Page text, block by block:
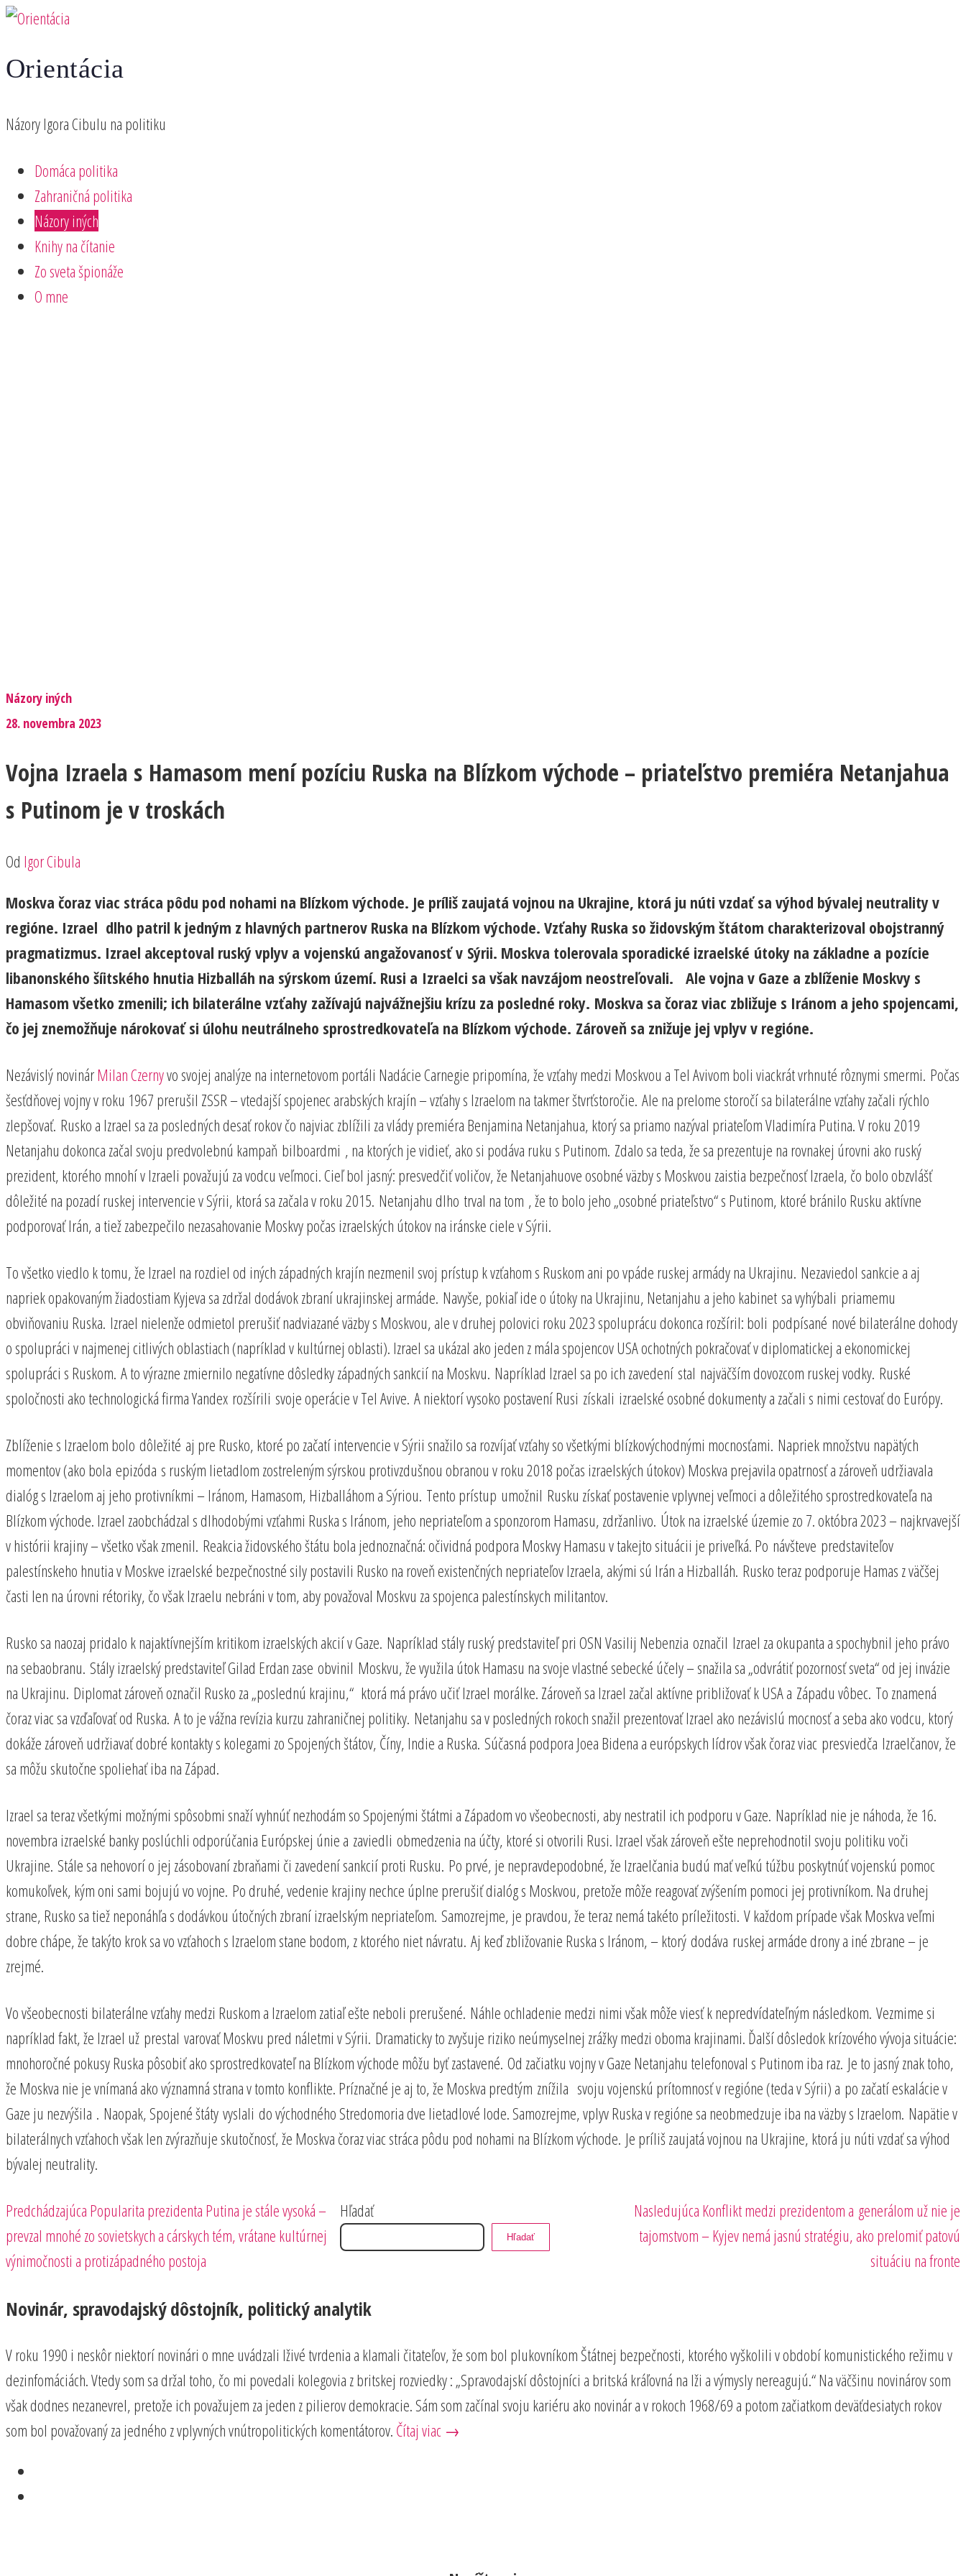
Preskočiť
obsah
Orientácia
Názory Igora Cibulu na politiku
Domáca politika
Zahraničná politika
Názory iných
Knihy na čítanie
Zo sveta špionáže
O mne
Názory iných
28. novembra 2023
Vojna Izraela s Hamasom mení pozíciu Ruska na Blízkom východe – priateľstvo premiéra Netanjahua
s Putinom je v troskách
Od Igor Cibula
Moskva čoraz viac stráca pôdu pod nohami na Blízkom východe. Je príliš zaujatá vojnou na Ukrajine, ktorá ju núti vzdať sa výhod bývalej neutrality v
regióne. Izrael dlho patril k jedným z hlavných partnerov Ruska na Blízkom východe. Vzťahy Ruska so židovským štátom charakterizoval obojstranný
pragmatizmus. Izrael akceptoval ruský vplyv a vojenskú angažovanosť v Sýrii. Moskva tolerovala sporadické izraelské útoky na základne a pozície
libanonského šíitského hnutia Hizballáh na sýrskom území. Rusi a Izraelci sa však navzájom neostreľovali. Ale vojna v Gaze a zblíženie Moskvy s
Hamasom všetko zmenili; ich bilaterálne vzťahy zažívajú najvážnejšiu krízu za posledné roky. Moskva sa čoraz viac zbližuje s Iránom a jeho spojencami,
čo jej znemožňuje nárokovať si úlohu neutrálneho sprostredkovateľa na Blízkom východe. Zároveň sa znižuje jej vplyv v regióne.
Nezávislý novinárMilan Czernyvo svojej analýze na internetovom portáli Nadácie Carnegie pripomína, že vzťahy medzi Moskvou a Tel Avivom boli viackrát vrhnuté rôznymi smermi. Počas
šesťdňovej vojny v roku 1967 prerušil ZSSR – vtedajší spojenec arabských krajín – vzťahy s Izraelom na takmer štvrťstoročie. Ale na prelome storočí sa bilaterálne vzťahy začali rýchlo
zlepšovať. Rusko a Izrael sa za posledných desať rokov čo najviac zblížili za vlády premiéra Benjamina Netanjahua, ktorý sa priamo nazýval priateľom Vladimíra Putina. V roku 2019
Netanjahu dokonca začal svoju predvolebnú kampaň bilboardmi , na ktorých je vidieť, ako si podáva ruku s Putinom. Zdalo sa teda, že sa prezentuje na rovnakej úrovni ako ruský
prezident, ktorého mnohí v Izraeli považujú za vodcu veľmoci. Cieľ bol jasný: presvedčiť voličov, že Netanjahuove osobné väzby s Moskvou zaistia bezpečnosť Izraela, čo bolo obzvlášť
dôležité na pozadí ruskej intervencie v Sýrii, ktorá sa začala v roku 2015. Netanjahu dlho trval na tom , že to bolo jeho „osobné priateľstvo“ s Putinom, ktoré bránilo Rusku aktívne
podporovať Irán, a tiež zabezpečilo nezasahovanie Moskvy počas izraelských útokov na iránske ciele v Sýrii.
To všetko viedlo k tomu, že Izrael na rozdiel od iných západných krajín nezmenil svoj prístup k vzťahom s Ruskom ani po vpáde ruskej armády na Ukrajinu. Nezaviedol sankcie a aj
napriek opakovaným žiadostiam Kyjeva sa zdržal dodávok zbraní ukrajinskej armáde. Navyše, pokiaľ ide o útoky na Ukrajinu, Netanjahu a jeho kabinet sa vyhýbali priamemu
obviňovaniu Ruska. Izrael nielenže odmietol prerušiť nadviazané väzby s Moskvou, ale v druhej polovici roku 2023 spoluprácu dokonca rozšíril: boli podpísané nové bilaterálne dohody
o spolupráci v najmenej citlivých oblastiach (napríklad v kultúrnej oblasti). Izrael sa ukázal ako jeden z mála spojencov USA ochotných pokračovať v diplomatickej a ekonomickej
spolupráci s Ruskom. A to výrazne zmiernilo negatívne dôsledky západných sankcií na Moskvu. Napríklad Izrael sa po ich zavedení stal najväčším dovozcom ruskej vodky. Ruské
spoločnosti ako technologická firma Yandex rozšírili svoje operácie v Tel Avive. A niektorí vysoko postavení Rusi získali izraelské osobné dokumenty a začali s nimi cestovať do Európy.
Zblíženie s Izraelom bolo dôležité aj pre Rusko, ktoré po začatí intervencie v Sýrii snažilo sa rozvíjať vzťahy so všetkými blízkovýchodnými mocnosťami. Napriek množstvu napätých
momentov (ako bola epizóda s ruským lietadlom zostreleným sýrskou protivzdušnou obranou v roku 2018 počas izraelských útokov) Moskva prejavila opatrnosť a zároveň udržiavala
dialóg s Izraelom aj jeho protivníkmi – Iránom, Hamasom, Hizballáhom a Sýriou. Tento prístup umožnil Rusku získať postavenie vplyvnej veľmoci a dôležitého sprostredkovateľa na
Blízkom východe. Izrael zaobchádzal s dlhodobými vzťahmi Ruska s Iránom, jeho nepriateľom a sponzorom Hamasu, zdržanlivo. Útok na izraelské územie zo 7. októbra 2023 – najkrvavejší
v histórii krajiny – všetko však zmenil. Reakcia židovského štátu bola jednoznačná: očividná podpora Moskvy Hamasu v takejto situácii je priveľká. Po návšteve predstaviteľov
palestínskeho hnutia v Moskve izraelské bezpečnostné sily postavili Rusko na roveň existenčných nepriateľov Izraela, akými sú Irán a Hizballáh. Rusko teraz podporuje Hamas z väčšej
časti len na úrovni rétoriky, čo však Izraelu nebráni v tom, aby považoval Moskvu za spojenca palestínskych militantov.
Rusko sa naozaj pridalo k najaktívnejším kritikom izraelských akcií v Gaze. Napríklad stály ruský predstaviteľ pri OSN Vasilij Nebenzia označil Izrael za okupanta a spochybnil jeho právo
na sebaobranu. Stály izraelský predstaviteľ Gilad Erdan zase obvinil Moskvu, že využila útok Hamasu na svoje vlastné sebecké účely – snažila sa „odvrátiť pozornosť sveta“ od jej invázie
na Ukrajinu. Diplomat zároveň označil Rusko za „poslednú krajinu,“ ktorá má právo učiť Izrael morálke. Zároveň sa Izrael začal aktívne približovať k USA a Západu vôbec. To znamená
čoraz viac sa vzďaľovať od Ruska. A to je vážna revízia kurzu zahraničnej politiky. Netanjahu sa v posledných rokoch snažil prezentovať Izrael ako nezávislú mocnosť a seba ako vodcu, ktorý
dokáže zároveň udržiavať dobré kontakty s kolegami zo Spojených štátov, Číny, Indie a Ruska. Súčasná podpora Joea Bidena a európskych lídrov však čoraz viac presviedča Izraelčanov, že
sa môžu skutočne spoliehať iba na Západ.
Izrael sa teraz všetkými možnými spôsobmi snaží vyhnúť nezhodám so Spojenými štátmi a Západom vo všeobecnosti, aby nestratil ich podporu v Gaze. Napríklad nie je náhoda, že 16.
novembra izraelské banky poslúchli odporúčania Európskej únie a zaviedli obmedzenia na účty, ktoré si otvorili Rusi. Izrael však zároveň ešte neprehodnotil svoju politiku voči
Ukrajine. Stále sa nehovorí o jej zásobovaní zbraňami či zavedení sankcií proti Rusku. Po prvé, je nepravdepodobné, že Izraelčania budú mať veľkú túžbu poskytnúť vojenskú pomoc
komukoľvek, kým oni sami bojujú vo vojne. Po druhé, vedenie krajiny nechce úplne prerušiť dialóg s Moskvou, pretože môže reagovať zvýšením pomoci jej protivníkom. Na druhej
strane, Rusko sa tiež neponáhľa s dodávkou útočných zbraní izraelským nepriateľom. Samozrejme, je pravdou, že teraz nemá takéto príležitosti. V každom prípade však Moskva veľmi
dobre chápe, že takýto krok sa vo vzťahoch s Izraelom stane bodom, z ktorého niet návratu. Aj keď zbližovanie Ruska s Iránom, – ktorý dodáva ruskej armáde drony a iné zbrane – je
zrejmé.
Vo všeobecnosti bilaterálne vzťahy medzi Ruskom a Izraelom zatiaľ ešte neboli prerušené. Náhle ochladenie medzi nimi však môže viesť k nepredvídateľným následkom. Vezmime si
napríklad fakt, že Izrael už prestal varovať Moskvu pred náletmi v Sýrii. Dramaticky to zvyšuje riziko neúmyselnej zrážky medzi oboma krajinami. Ďalší dôsledok krízového vývoja situácie:
mnohoročné pokusy Ruska pôsobiť ako sprostredkovateľ na Blízkom východe môžu byť zastavené. Od začiatku vojny v Gaze Netanjahu telefonoval s Putinom iba raz. Je to jasný znak toho,
že Moskva nie je vnímaná ako významná strana v tomto konflikte. Príznačné je aj to, že Moskva predtým znížila svoju vojenskú prítomnosť v regióne (teda v Sýrii) a po začatí eskalácie v
Gaze ju nezvýšila . Naopak, Spojené štáty vyslali do východného Stredomoria dve lietadlové lode. Samozrejme, vplyv Ruska v regióne sa neobmedzuje iba na väzby s Izraelom. Napätie v
bilaterálnych vzťahoch však len zvýrazňuje skutočnosť, že Moskva čoraz viac stráca pôdu pod nohami na Blízkom východe. Je príliš zaujatá vojnou na Ukrajine, ktorá ju núti vzdať sa výhod
bývalej neutrality.
Navigácia
v
Predchádzajúci
príspevok
Predchádzajúca Popularita prezidenta Putina je stále vysoká –
prevzal mnohé zo sovietskych a cárskych tém, vrátane kultúrnej
výnimočnosti a protizápadného postoja
Nasledujúci
príspevok
Nasledujúca Konflikt medzi prezidentom a generálom už nie je
tajomstvom – Kyjev nemá jasnú stratégiu, ako prelomiť patovú
situáciu na fronte
Hľadať
Hľadať
Novinár, spravodajský dôstojník, politický analytik
V roku 1990 i neskôr niektorí novinári o mne uvádzali lživé tvrdenia a klamali čitateľov, že som bol plukovníkom Štátnej bezpečnosti, ktorého vyškolili v období komunistického režimu v
dezinfomáciách. Vtedy som sa držal toho, čo mi povedali kolegovia z britskej rozviedky : „Spravodajskí dôstojníci a britská kráľovná na lži a výmysly nereagujú.“ Na väčšinu novinárov som
však dodnes nezanevrel, pretože ich považujem za jeden z pilierov demokracie. Sám som začínal svoju kariéru ako novinár a v rokoch 1968/69 a potom začiatkom deväťdesiatych rokov
som bol považovaný za jedného z vplyvných vnútropolitických komentátorov. Čítaj viac →